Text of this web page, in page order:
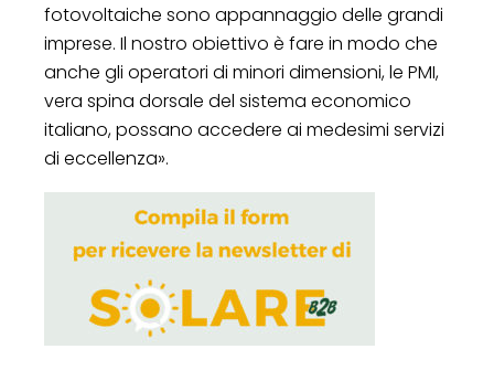
fotovoltaiche sono appannaggio delle grandi
imprese. Il nostro obiettivo è fare in modo che
anche gli operatori di minori dimensioni, le PMI,
vera spina dorsale del sistema economico
italiano, possano accedere ai medesimi servizi
di eccellenza».